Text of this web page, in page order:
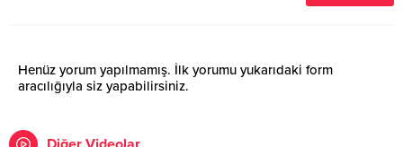
Henüz yorum yapılmamış. İlk yorumu yukarıdaki form
aracılığıyla siz yapabilirsiniz.